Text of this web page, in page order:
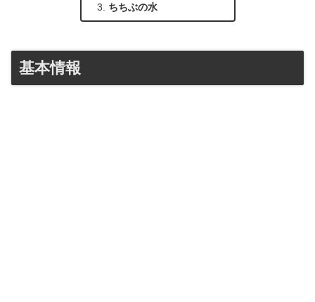
ちちぶの水
基本情報